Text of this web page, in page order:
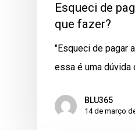
Esqueci de
que fazer?
"Esqueci de pagar
essa é uma dúvida
BLU365
14 de março